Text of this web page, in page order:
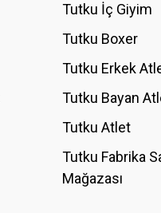
Tutku İç Giyim
Tutku Boxer
Tutku Erkek
Tutku Bayan
Tutku Atlet
Tutku Fabrika
Mağazası